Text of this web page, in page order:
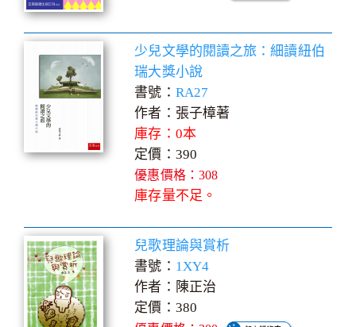
少兒文學的閱讀之旅：細讀紐伯
瑞大獎小說
書號： RA27
作者：張子樟著
庫存：0本
定價：390
優惠價格：308
庫存量不足。
兒歌理論與賞析
書號： 1XY4
作者：陳正治
定價：380